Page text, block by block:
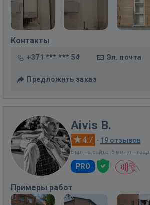
Контакты
+371 *** *** 54 Эл. почта
Предложить заказ
Aivis B.
4.7 · 19 отзывов
Был на сайте: 6 минут назад
PRO
Примеры работ